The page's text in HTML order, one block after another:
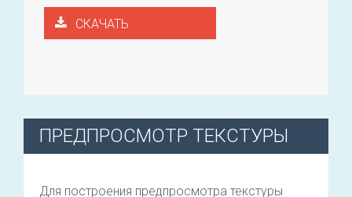
СКАЧАТЬ
ПРЕДПРОСМОТР ТЕКСТУРЫ
Для построения предпросмотра текстуры